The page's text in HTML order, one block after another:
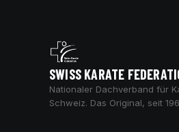
SWISS KARATE
Nationaler Dachverband für
Schweiz. Das Original, seit